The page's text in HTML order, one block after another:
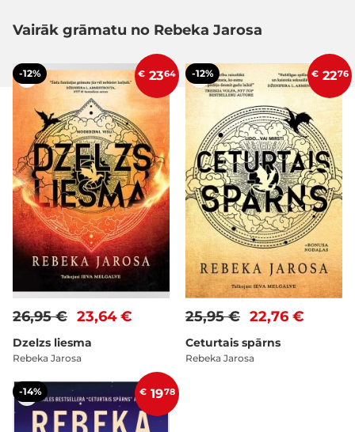
Vairāk grāmatu no Rebeka Jarosa
-12% € 2364
23,64 €
26,95 €
Dzelzs liesma
Rebeka Jarosa
-12% € 2276
22,76 €
25,95 €
Ceturtais spārns
Rebeka Jarosa
-14% € 1978